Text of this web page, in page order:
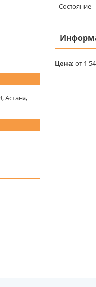
Состояние
Цена: от 1
Астана,